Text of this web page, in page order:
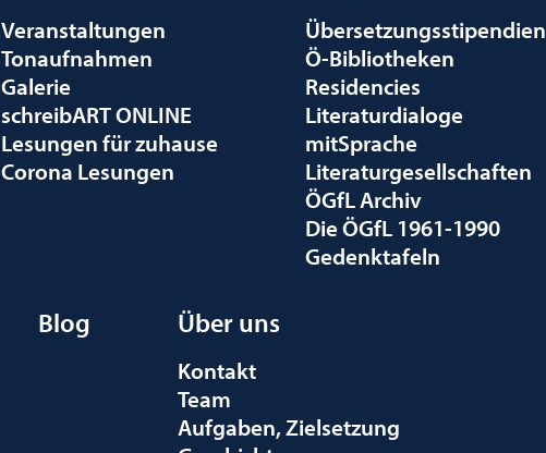
Veranstaltungen
Tonaufnahmen
Galerie
schreibART ONLINE
Lesungen für zuhause
Corona Lesungen
Übersetzungsstipendien
Ö-Bibliotheken
Residencies
Literaturdialoge
mitSprache
Literaturgesellschaften
ÖGfL Archiv
Die ÖGfL 1961-1990
Gedenktafeln
Blog Über uns
Kontakt
Team
Aufgaben, Zielsetzung